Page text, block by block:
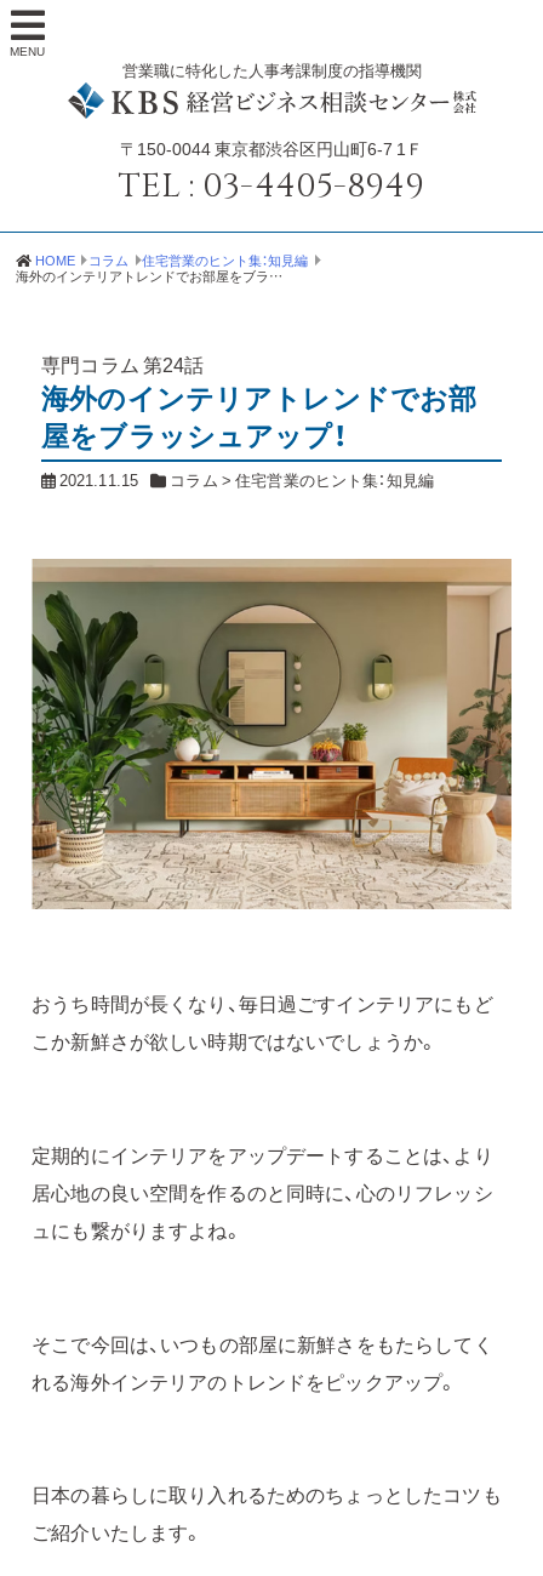
MENU
営業職に特化した人事考課制度の指導機関
〒150-0044東京都渋谷区円山町6-7 1Ｆ
TEL : 03-4405-8949
HOME コラム 住宅営業のヒント集：知見編
海外のインテリアトレンドでお部屋をブラッシュアップ！
専門コラム第24話
海外のインテリアトレンドでお部
屋をブラッシュアップ！
2021.11.15 コラム >住宅営業のヒント集：知見編
おうち時間が長くなり、毎日過ごすインテリアにもど
こか新鮮さが欲しい時期ではないでしょうか。
定期的にインテリアをアップデートすることは、より
居心地の良い空間を作るのと同時に、心のリフレッシ
ュにも繋がりますよね。
そこで今回は、いつもの部屋に新鮮さをもたらしてく
れる海外インテリアのトレンドをピックアップ。
日本の暮らしに取り入れるためのちょっとしたコツも
ご紹介いたします。